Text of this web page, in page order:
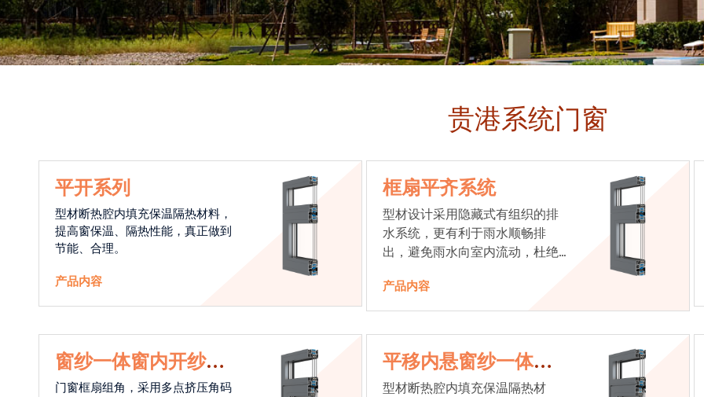
贵港系统门窗
平开系列
型材断热腔内填充保温隔热材料，
提高窗保温、隔热性能，真正做到
节能、合理。
产品内容
框扇平齐系统
型材设计采用隐藏式有组织的排
水系统，更有利于雨水顺畅排
出，避免雨水向室内流动，杜绝
产品内容
窗纱一体窗内开纱外
开系统
门窗框扇组角，采用多点挤压角码
平移内悬窗纱一体系
统
型材断热腔内填充保温隔热材